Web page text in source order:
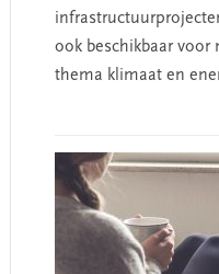
ook beschikbaar
thema klimaat en